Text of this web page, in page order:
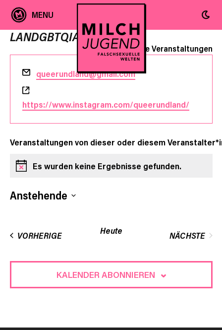
LANDGBTQIA+
« Alle Veranstaltungen
Email
queerundland@gmail.com
https://www.instagram.com/queerundland/
Veranstaltungen von dieser oder diesem
HinweisEs wurden keine Ergebnisse gefunden.
Anstehende
VORHERIGEVERANSTALTUNGEN
Heute
NÄCHSTE
KALENDER ABONNIEREN